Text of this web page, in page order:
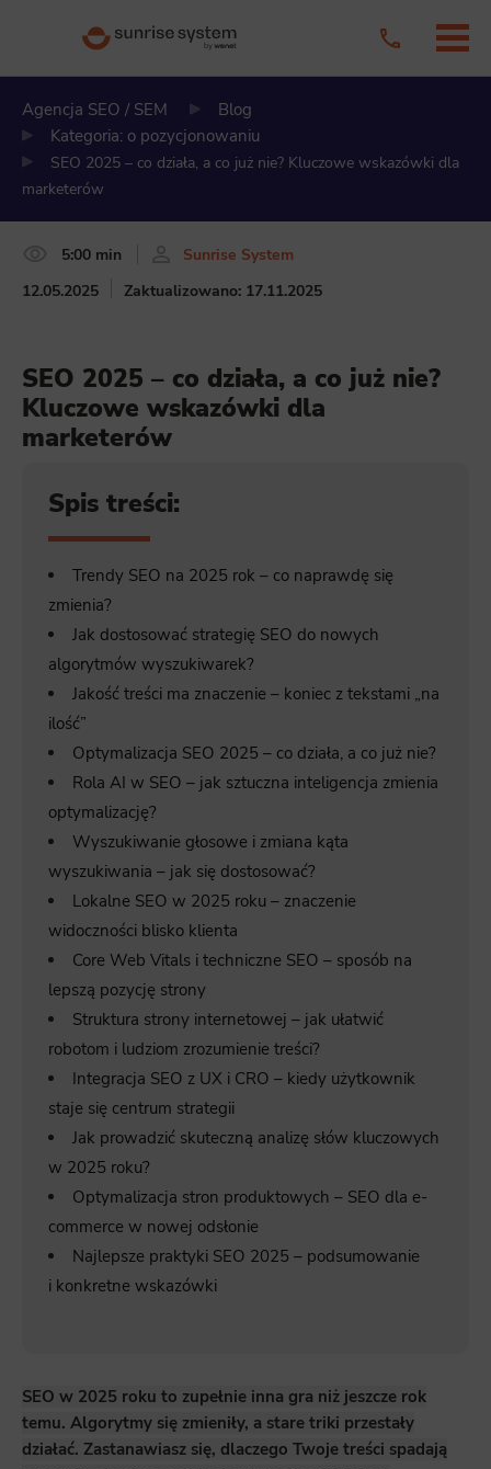
Agencja SEO / SEM
Blog
Kategoria: o pozycjonowaniu
SEO 2025 – co działa, a co już nie? Kluczowe wskazówki dla
marketerów
5:00 min
Sunrise System
12.05.2025
Zaktualizowano: 17.11.2025
SEO 2025 – co działa, a co już nie?
Kluczowe wskazówki dla
marketerów
Spis treści:
Trendy SEO na 2025 rok – co naprawdę się
zmienia?
Jak dostosować strategię SEO do nowych
algorytmów wyszukiwarek?
Jakość treści ma znaczenie – koniec z tekstami „na
ilość”
Optymalizacja SEO 2025 – co działa, a co już nie?
Rola AI w SEO – jak sztuczna inteligencja zmienia
optymalizację?
Wyszukiwanie głosowe i zmiana kąta
wyszukiwania – jak się dostosować?
Lokalne SEO w 2025 roku – znaczenie
widoczności blisko klienta
Core Web Vitals i techniczne SEO – sposób na
lepszą pozycję strony
Struktura strony internetowej – jak ułatwić
robotom i ludziom zrozumienie treści?
Integracja SEO z UX i CRO – kiedy użytkownik
staje się centrum strategii
Jak prowadzić skuteczną analizę słów kluczowych
w 2025 roku?
Optymalizacja stron produktowych – SEO dla e-
commerce w nowej odsłonie
Najlepsze praktyki SEO 2025 – podsumowanie
i konkretne wskazówki
SEO w 2025 roku to zupełnie inna gra niż jeszcze rok
temu. Algorytmy się zmieniły, a stare triki przestały
działać. Zastanawiasz się, dlaczego Twoje treści spadają